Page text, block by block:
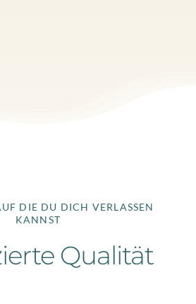
DIE DU DICH VERLASSEN
KANNST
Qualität